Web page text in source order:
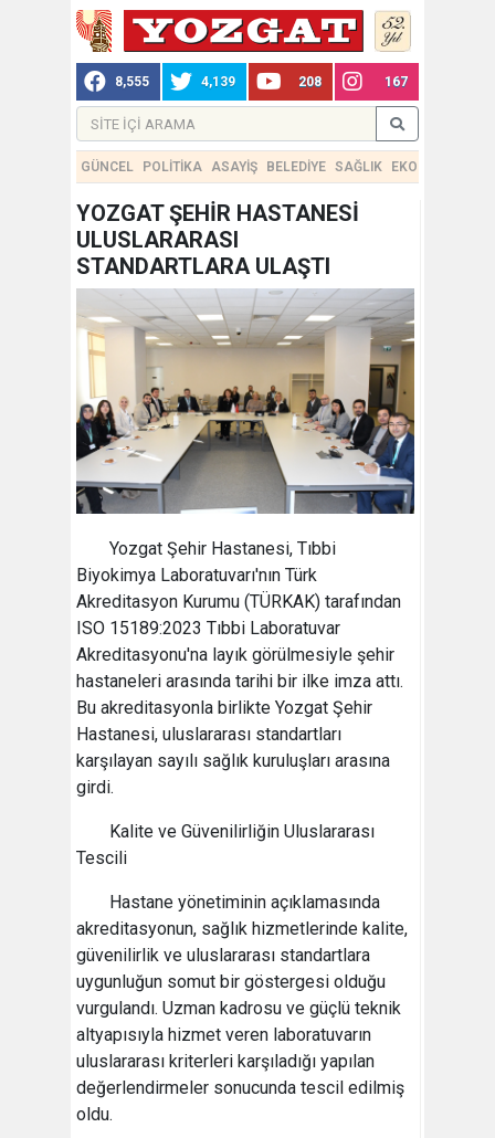
8,555 4,139 208 167
GÜNCEL POLİTİKA ASAYİŞ BELEDİYE SAĞLIK EKONOMİ
YOZGAT ŞEHİR HASTANESİ
ULUSLARARASI
STANDARTLARA ULAŞTI
Yozgat Şehir Hastanesi, Tıbbi
Biyokimya Laboratuvarı'nın Türk
Akreditasyon Kurumu (TÜRKAK) tarafından
ISO 15189:2023 Tıbbi Laboratuvar
Akreditasyonu'na layık görülmesiyle şehir
hastaneleri arasında tarihi bir ilke imza attı.
Bu akreditasyonla birlikte Yozgat Şehir
Hastanesi, uluslararası standartları
karşılayan sayılı sağlık kuruluşları arasına
girdi.
Kalite ve Güvenilirliğin Uluslararası
Tescili
Hastane yönetiminin açıklamasında
akreditasyonun, sağlık hizmetlerinde kalite,
güvenilirlik ve uluslararası standartlara
uygunluğun somut bir göstergesi olduğu
vurgulandı. Uzman kadrosu ve güçlü teknik
altyapısıyla hizmet veren laboratuvarın
uluslararası kriterleri karşıladığı yapılan
değerlendirmeler sonucunda tescil edilmiş
oldu.